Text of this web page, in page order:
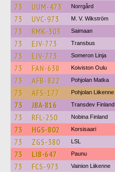
73 UUM-473 Norrgård
73 UVC-973 M. V. Wikström
73 RMK-303 Saimaan
73 EJV-773 Transbus
73 EJV-773 Someron Linja
73 FAN-638 Koiviston Oulu
73 AFB-822 Pohjolan Matka
73 AFS-177 Pohjolan Liikenne
73 JBA-816 Transdev Finland
73 RFL-250 Nobina Finland
73 HGS-802 Korsisaari
73 ZGS-380 LSL
73 LIB-647 Paunu
73 FCS-973 Vainion Liikenne